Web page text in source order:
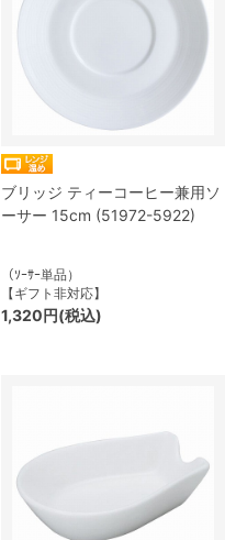
ブリッジ ティーコーヒー兼用ソ
ーサー 15cm (51972-5922)
（ｿｰｻｰ単品）
【ギフト非対応】
1,320円(税込)